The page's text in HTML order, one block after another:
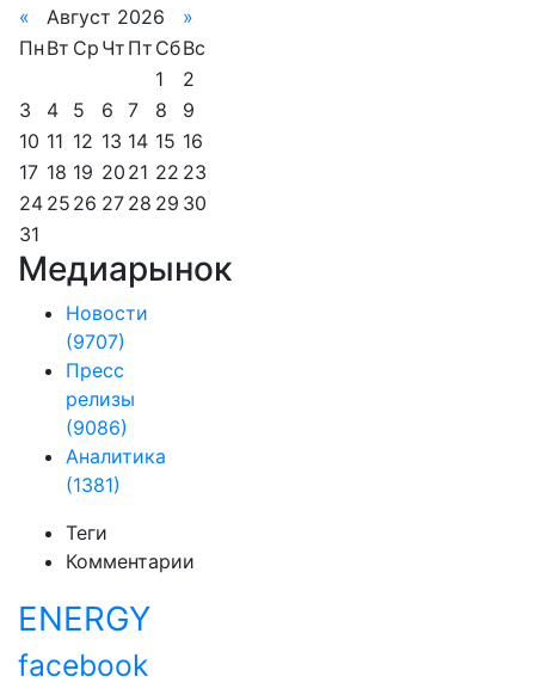
«
Август 2026
»
Пн Вт Ср Чт Пт СбВс
1
2
3
4 5 6 7 8
9
10 11 12 13 14 15 16
17 18 19 20 21 22 23
24 25 26 27 28 29 30
31
Медиарынок
Новости
(9707)
Пресс
релизы
(9086)
Аналитика
(1381)
Теги
Комментарии
ENERGY
facebook